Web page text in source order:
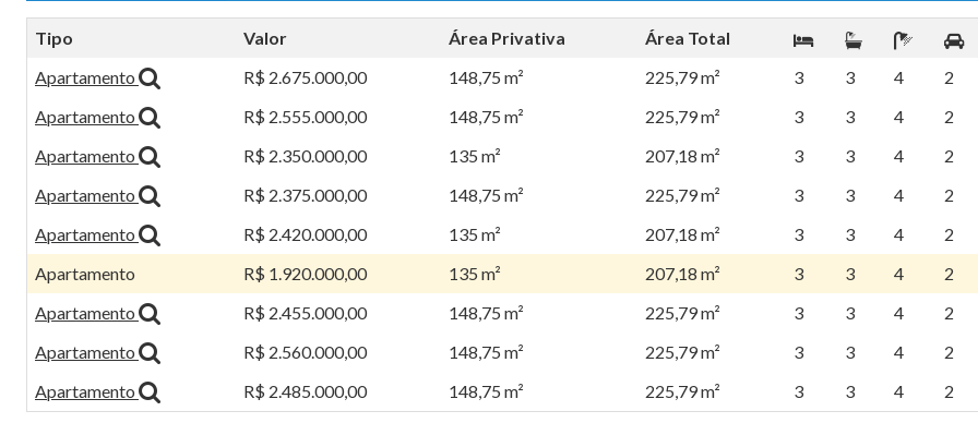
Tipo Valor Área Privativa
Área Total
Apartamento
R$ 2.675.000,00 148,75 m² 225,79 m² 3 3 4
2
Apartamento
R$ 2.555.000,00 148,75 m² 225,79 m² 3 3 4
2
Apartamento
R$ 2.350.000,00 135 m² 207,18 m² 3 3 4
2
Apartamento
R$ 2.375.000,00 148,75 m² 225,79 m² 3 3 4
2
Apartamento
R$ 2.420.000,00 135 m² 207,18 m² 3 3 4
2
Apartamento
R$ 1.920.000,00 135 m² 207,18 m² 3 3 4
2
Apartamento
R$ 2.455.000,00 148,75 m² 225,79 m² 3 3 4
2
Apartamento
R$ 2.560.000,00 148,75 m² 225,79 m² 3 3 4
2
Apartamento
R$ 2.485.000,00 148,75 m² 225,79 m² 3 3 4 2